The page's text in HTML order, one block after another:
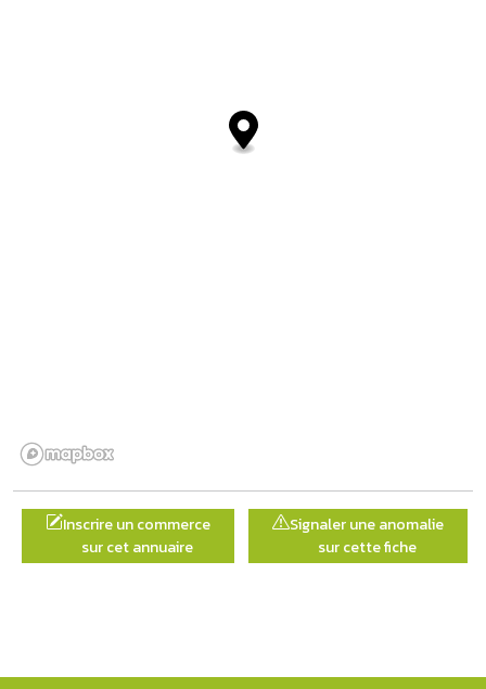
Inscrire un commerce
sur cet annuaire
Signaler une anomalie
sur cette fiche